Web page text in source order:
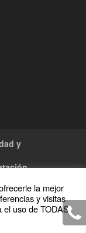
y
la mejor
y visitas
el uso de TODAS